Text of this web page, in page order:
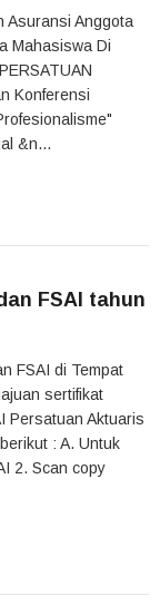
Asuransi Anggota
Mahasiswa Di
Konferensi
&n...
FSAI tahun
FSAI di Tempat
sertifikat
Persatuan Aktuaris
: A. Untuk
2. Scan copy